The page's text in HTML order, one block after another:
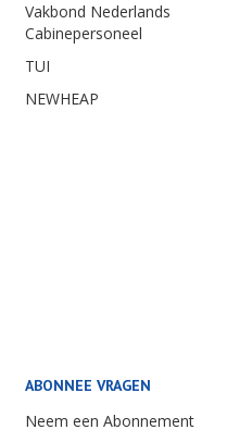
Vakbond Nederlands
Cabinepersoneel
TUI
NEWHEAP
ABONNEE VRAGEN
Neem een Abonnement